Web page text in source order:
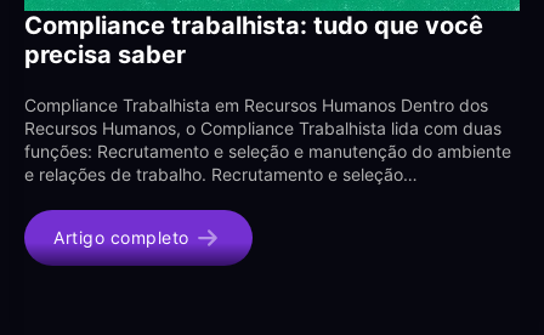
Compliance trabalhista: tudo que você
precisa saber
Compliance Trabalhista em Recursos Humanos Dentro dos
Recursos Humanos, o Compliance Trabalhista lida com duas
funções: Recrutamento e seleção e manutenção do ambiente
e relações de trabalho. Recrutamento e seleção…
Artigo completo